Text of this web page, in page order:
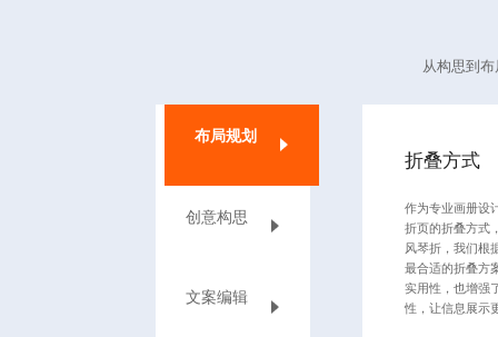
从构思到
布局规划
创意构思
文案编辑
折叠方式
作为专业画册设
折页的折叠方式
风琴折，我们根
最合适的折叠方
实用性，也增强
性，让信息展示